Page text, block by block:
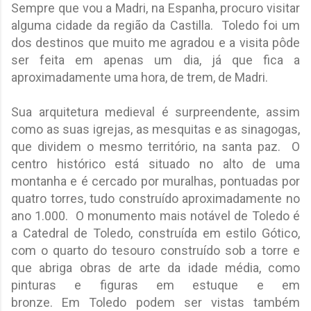
Sempre que vou a Madri, na Espanha, procuro visitar
alguma cidade da região da Castilla. Toledo foi um
dos destinos que muito me agradou e a visita pôde
ser feita em apenas um dia, já que fica a
aproximadamente uma hora, de trem, de Madri.
Sua arquitetura medieval é surpreendente, assim
como as suas igrejas, as mesquitas e as sinagogas,
que dividem o mesmo território, na santa paz. O
centro histórico está situado no alto de uma
montanha e é cercado por muralhas, pontuadas por
quatro torres, tudo construído aproximadamente no
ano 1.000. O monumento mais notável de Toledo é
a Catedral de Toledo, construída em estilo Gótico,
com o quarto do tesouro construído sob a torre e
que abriga obras de arte da idade média, como
pinturas e figuras em estuque e em
bronze. Em Toledo podem ser vistas também